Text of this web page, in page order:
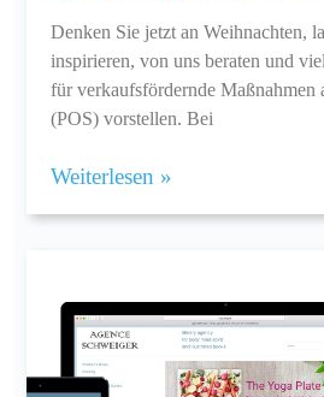
Denken Sie jetzt an Weihnachten,
inspirieren, von uns beraten und
für verkaufsfördernde Maßnahmen
(POS) vorstellen. Bei
Weiterlesen »